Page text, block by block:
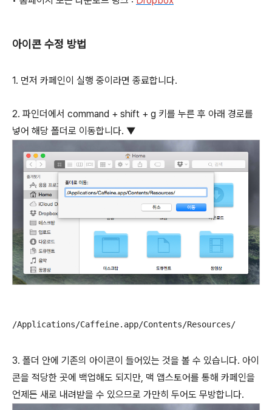
아이콘 수정 방법
1. 먼저 카페인이 실행 중이라면 종료합니다.
2. 파인더에서 command + shift + g 키를 누른 후 아래 경로를
넣어 해당 폴더로 이동합니다. ▼
/Applications/Caffeine.app/Contents/Resources/
3. 폴더 안에 기존의 아이콘이 들어있는 것을 볼 수 있습니다. 아이
콘을 적당한 곳에 백업해도 되지만, 맥 앱스토어를 통해 카페인을
언제든 새로 내려받을 수 있으므로 가만히 두어도 무방합니다.